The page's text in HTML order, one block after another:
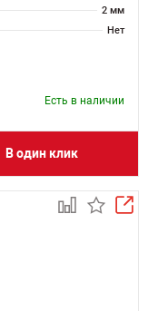
2 мм
Нет
Есть в наличии
В один клик